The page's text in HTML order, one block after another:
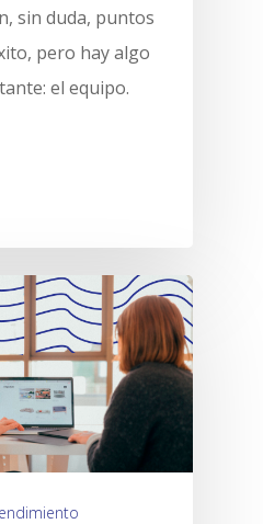
sin duda, puntos
pero hay algo
el equipo.